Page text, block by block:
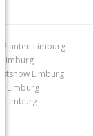
Planten Limburg
Limburg
Limburg
Limburg
Limburg